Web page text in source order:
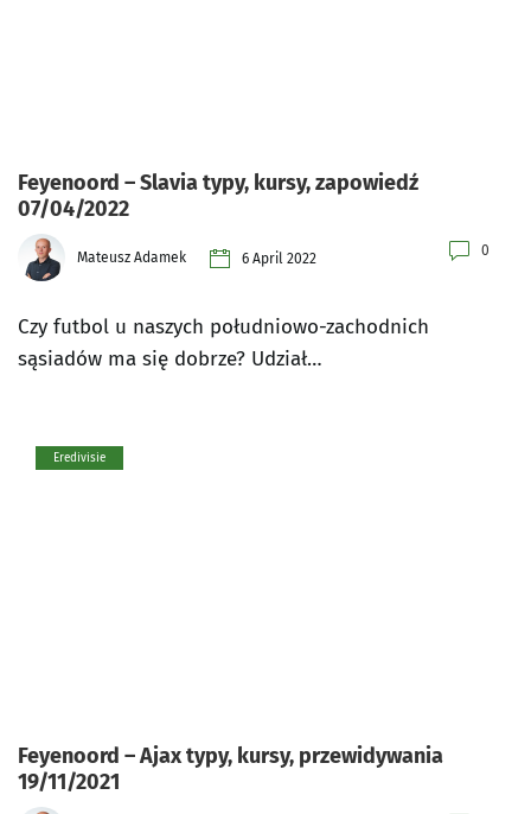
Feyenoord – Slavia typy, kursy, zapowiedź
07/04/2022
Mateusz Adamek 6 April 2022 0
Czy futbol u naszych południowo-zachodnich
sąsiadów ma się dobrze? Udział…
Eredivisie
Feyenoord – Ajax typy, kursy, przewidywania
19/11/2021